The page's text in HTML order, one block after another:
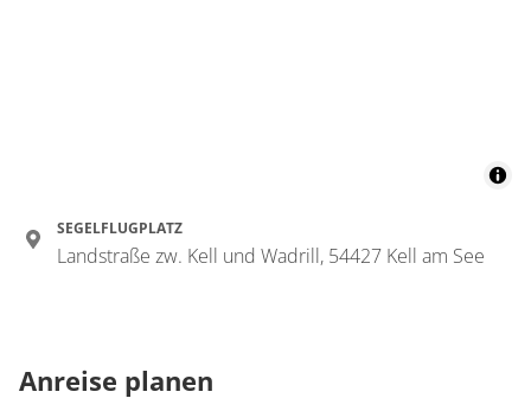
SEGELFLUGPLATZ
Landstraße zw. Kell und Wadrill, 54427 Kell am See
Anreise planen